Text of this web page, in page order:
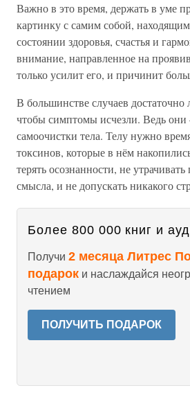
Важно в это время, держать в уме
картинку с самим собой,
состоянии здоровья, счастья и
внимание, направленное на
только усилит его, и причинит
В большинстве случаев
чтобы симптомы исчезли. Ведь
самоочистки тела. Телу нужно
токсинов, которые в нём
терять осознанности, не
смысла, и не допускать никакого
Более 800 000 книг и
Получи 2 месяца Литрес
подарок и наслаждайся
чтением
ПОЛУЧИТЬ ПОДАРОК